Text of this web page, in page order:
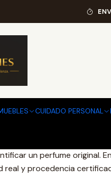
CUIDADO PERSONAL
fundamental de la
un perfume original.
real y procedencia